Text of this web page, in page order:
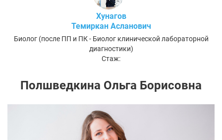
Хунагов
Темиркан Асланович
Биолог (после ПП и ПК - Биолог клинической лабораторной
диагностики)
Стаж:
Полшведкина Ольга Борисовна